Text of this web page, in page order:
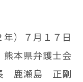
）７月１７日
熊本県弁護士会
鹿瀬島 正剛